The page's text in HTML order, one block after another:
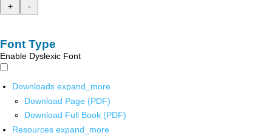
+
-
Font Type
Enable Dyslexic Font
Downloads expand_more
Download Page (PDF)
Download Full Book (PDF)
Resources expand_more